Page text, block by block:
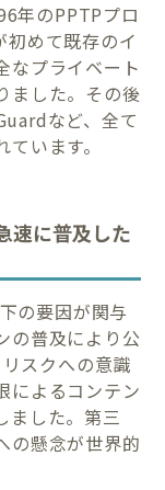
年のPPTPプロ
初めて既存のイ
なプライベート
ました。その後
など、全て
います。
速に普及した
の要因が関与
の普及により公
スクへの意識
によるコンテン
ました。第三
の懸念が世界的